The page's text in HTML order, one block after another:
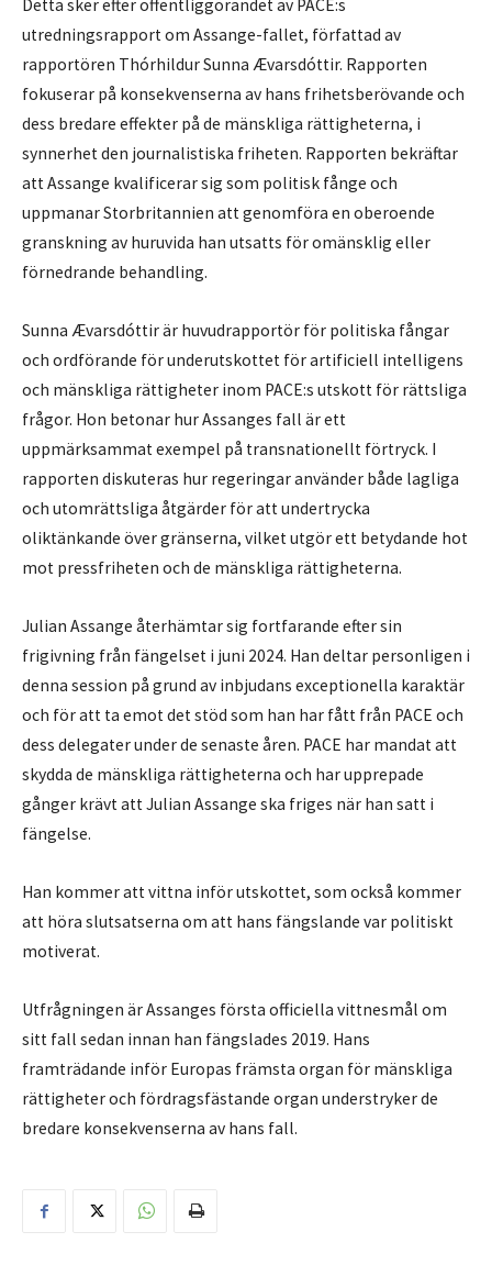
Detta sker efter offentliggörandet av PACE:s
utredningsrapport om Assange-fallet, författad av
rapportören Thórhildur Sunna Ævarsdóttir. Rapporten
fokuserar på konsekvenserna av hans frihetsberövande och
dess bredare effekter på de mänskliga rättigheterna, i
synnerhet den journalistiska friheten. Rapporten bekräftar
att Assange kvalificerar sig som politisk fånge och
uppmanar Storbritannien att genomföra en oberoende
granskning av huruvida han utsatts för omänsklig eller
förnedrande behandling.
Sunna Ævarsdóttir är huvudrapportör för politiska fångar
och ordförande för underutskottet för artificiell intelligens
och mänskliga rättigheter inom PACE:s utskott för rättsliga
frågor. Hon betonar hur Assanges fall är ett
uppmärksammat exempel på transnationellt förtryck. I
rapporten diskuteras hur regeringar använder både lagliga
och utomrättsliga åtgärder för att undertrycka
oliktänkande över gränserna, vilket utgör ett betydande hot
mot pressfriheten och de mänskliga rättigheterna.
Julian Assange återhämtar sig fortfarande efter sin
frigivning från fängelset i juni 2024. Han deltar personligen i
denna session på grund av inbjudans exceptionella karaktär
och för att ta emot det stöd som han har fått från PACE och
dess delegater under de senaste åren. PACE har mandat att
skydda de mänskliga rättigheterna och har upprepade
gånger krävt att Julian Assange ska friges när han satt i
fängelse.
Han kommer att vittna inför utskottet, som också kommer
att höra slutsatserna om att hans fängslande var politiskt
motiverat.
Utfrågningen är Assanges första officiella vittnesmål om
sitt fall sedan innan han fängslades 2019. Hans
framträdande inför Europas främsta organ för mänskliga
rättigheter och fördragsfästande organ understryker de
bredare konsekvenserna av hans fall.